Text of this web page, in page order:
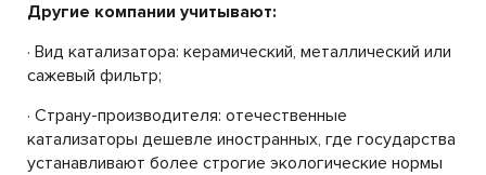
Другие компании учитывают:
· Вид катализатора: керамический, металлический или
сажевый фильтр;
· Страну-производителя: отечественные
катализаторы дешевле иностранных, где государства
устанавливают более строгие экологические нормы